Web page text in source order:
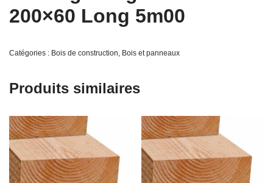
200×60 Long 5m00
Catégories : Bois de construction, Bois et panneaux
Produits similaires